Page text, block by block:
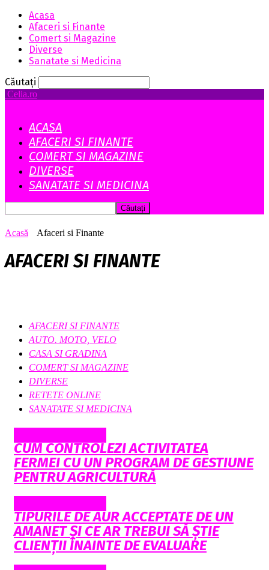
Acasa
Afaceri si Finante
Comert si Magazine
Diverse
Sanatate si Medicina
Căutați
Celia.ro
ACASA
AFACERI SI FINANTE
COMERT SI MAGAZINE
DIVERSE
SANATATE SI MEDICINA
Acasă Afaceri si Finante
AFACERI SI FINANTE
AFACERI SI FINANTE
AUTO. MOTO, VELO
CASA SI GRADINA
COMERT SI MAGAZINE
DIVERSE
RETETE ONLINE
SANATATE SI MEDICINA
CUM CONTROLEZI ACTIVITATEA
FERMEI CU UN PROGRAM DE GESTIUNE
PENTRU AGRICULTURĂ
TIPURILE DE AUR ACCEPTATE DE UN
AMANET ȘI CE AR TREBUI SĂ ȘTIE
CLIENȚII ÎNAINTE DE EVALUARE